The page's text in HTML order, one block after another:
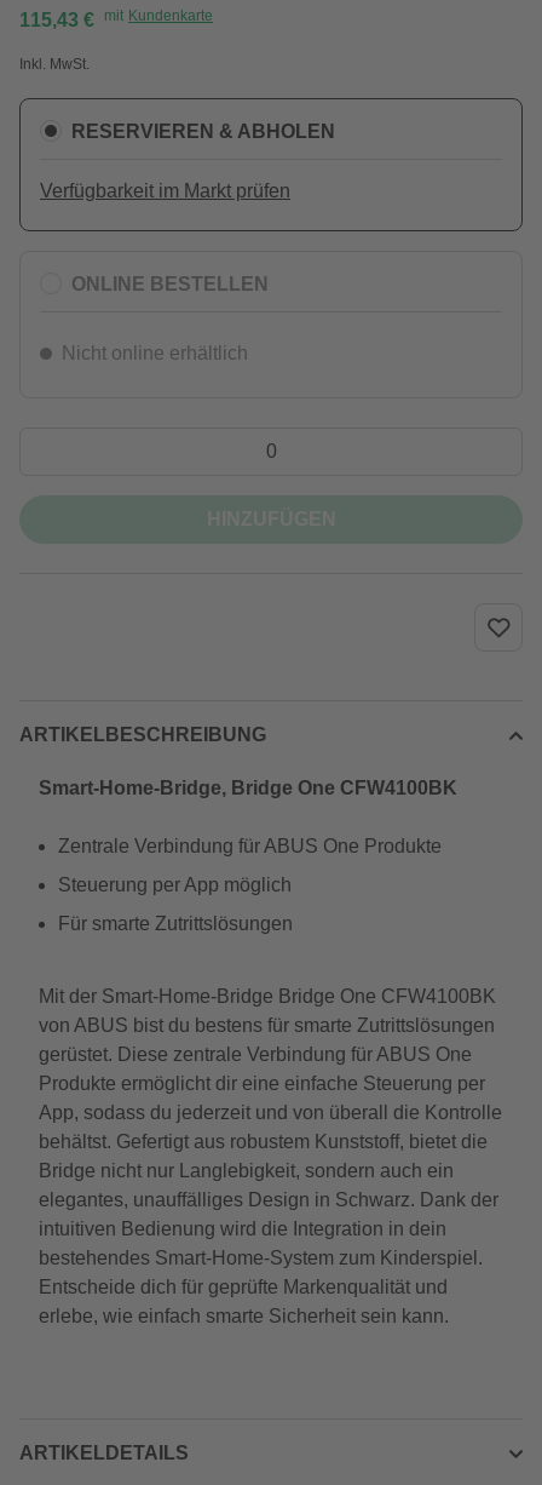
115,43 € mit Kundenkarte
Inkl. MwSt.
RESERVIEREN & ABHOLEN
Verfügbarkeit im Markt prüfen
ONLINE BESTELLEN
Nicht online erhältlich
ARTIKELBESCHREIBUNG
Smart-Home-Bridge, Bridge One CFW4100BK
Zentrale Verbindung für ABUS One Produkte
Steuerung per App möglich
Für smarte Zutrittslösungen
Mit der Smart-Home-Bridge Bridge One CFW4100BK
von ABUS bist du bestens für smarte Zutrittslösungen
gerüstet. Diese zentrale Verbindung für ABUS One
Produkte ermöglicht dir eine einfache Steuerung per
App, sodass du jederzeit und von überall die Kontrolle
behältst. Gefertigt aus robustem Kunststoff, bietet die
Bridge nicht nur Langlebigkeit, sondern auch ein
elegantes, unauffälliges Design in Schwarz. Dank der
intuitiven Bedienung wird die Integration in dein
bestehendes Smart-Home-System zum Kinderspiel.
Entscheide dich für geprüfte Markenqualität und
erlebe, wie einfach smarte Sicherheit sein kann.
ARTIKELDETAILS